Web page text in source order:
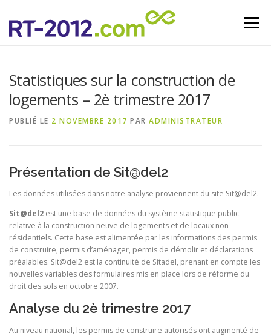
Menu
Statistiques sur la construction de
logements – 2è trimestre 2017
PUBLIÉ LE 2 NOVEMBRE 2017 PAR ADMINISTRATEUR
Présentation de Sit@del2
Les données utilisées dans notre analyse proviennent du site Sit@del2.
Sit@del2 est une base de données du système statistique public
relative à la construction neuve de logements et de locaux non
résidentiels. Cette base est alimentée par les informations des permis
de construire, permis d’aménager, permis de démolir et déclarations
préalables. Sit@del2 est la continuité de Sitadel, prenant en compte les
nouvelles variables des formulaires mis en place lors de réforme du
droit des sols en octobre 2007.
Analyse du 2è trimestre 2017
Au niveau national, les permis de construire autorisés ont augmenté de